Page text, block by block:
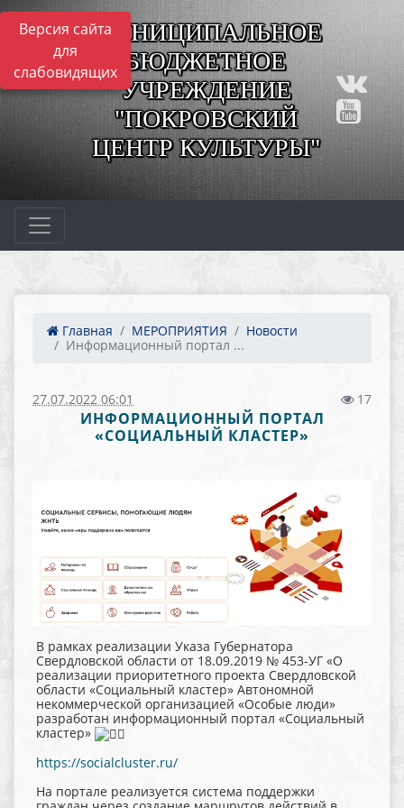
Версия сайта
для
слабовидящих
МУНИЦИПАЛЬНОЕ
БЮДЖЕТНОЕ
УЧРЕЖДЕНИЕ
"ПОКРОВСКИЙ
ЦЕНТР КУЛЬТУРЫ"
Главная МЕРОПРИЯТИЯ
Новости
Информационный портал ...
27.07.2022 06:01 17
ИНФОРМАЦИОННЫЙ ПОРТАЛ
«СОЦИАЛЬНЫЙ КЛАСТЕР»
В рамках реализации Указа Губернатора
Свердловской области от 18.09.2019 № 453-УГ «О
реализации приоритетного проекта Свердловской
области «Социальный кластер» Автономной
некоммерческой организацией «Особые люди»
разработан информационный портал «Социальный
кластер»
https://socialcluster.ru/
На портале реализуется система поддержки